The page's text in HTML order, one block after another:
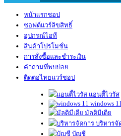
หน้าแรกชอป
ซอฟต์แวร์ลิขสิทธิ์
อุปกรณ์ไอที
สินค้าโปรโมชั่น
การสั่งซื้อและชำระเงิน
คำถามที่พบบ่อย
ติดต่อไทยแวร์ชอป
แอนตี้ไวรัส
windows
มัลติมีเดีย
บริหารจั
บัญชี